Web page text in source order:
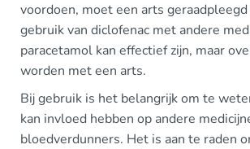
voordoen, moet een arts
gebruik van diclofenac met andere
paracetamol kan effectief zijn, maar
worden met een arts.
Bij gebruik is het belangrijk om te
kan invloed hebben op andere
bloedverdunners. Het is aan te raden